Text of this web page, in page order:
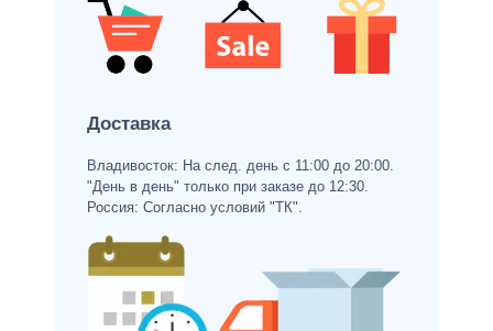
Доставка
Владивосток: На след. день с 11:00 до 20:00.
"День в день" только при заказе до 12:30.
Россия: Согласно условий "ТК".